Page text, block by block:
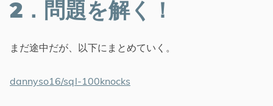
2．問題を解く！
まだ途中だが、以下にまとめていく。
dannyso16/sql-100knocks